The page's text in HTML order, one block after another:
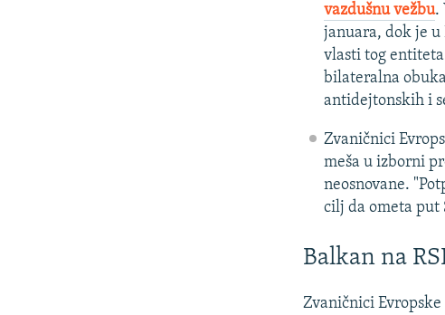
vazdušnu vežbu.
januara, dok je u
vlasti tog
bilateralna
antidejtonskih i
Zvaničnici
meša u izborni
neosnovane.
cilj da ometa put
Balkan na
Zvaničnici